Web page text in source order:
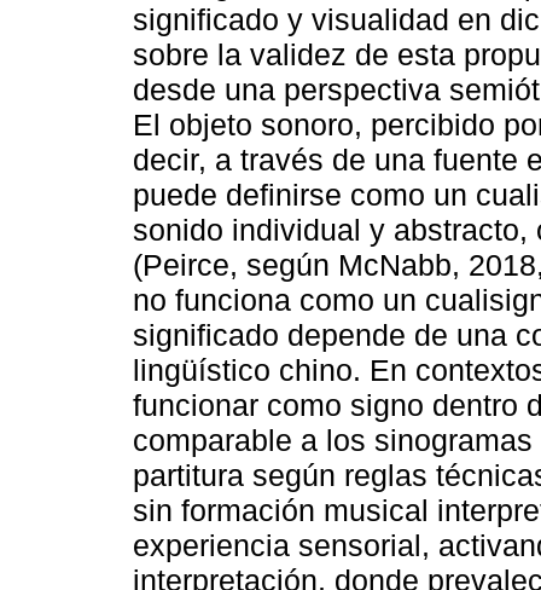
significado y visualidad en
sobre la validez de esta
desde una perspectiva
El objeto sonoro, percibido
decir, a través de una fuente
puede definirse como un
sonido individual y abstracto,
(Peirce, según McNabb,
no funciona como un
significado depende de una
lingüístico chino. En
funcionar como signo dentro
comparable a los
partitura según reglas
sin formación musical
experiencia sensorial,
interpretación, donde